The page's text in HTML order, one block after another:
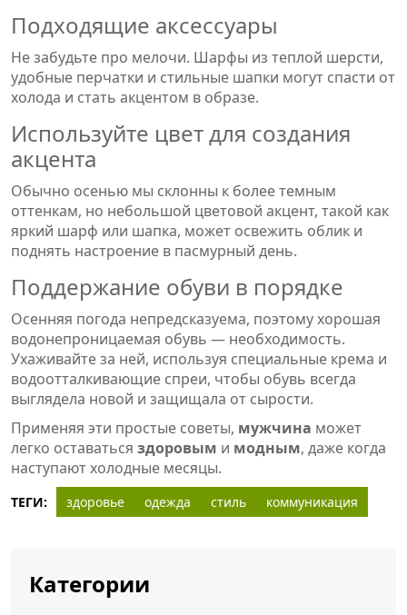
Подходящие аксессуары
Не забудьте про мелочи. Шарфы из теплой шерсти,
удобные перчатки и стильные шапки могут спасти от
холода и стать акцентом в образе.
Используйте цвет для создания
акцента
Обычно осенью мы склонны к более темным
оттенкам, но небольшой цветовой акцент, такой как
яркий шарф или шапка, может освежить облик и
поднять настроение в пасмурный день.
Поддержание обуви в порядке
Осенняя погода непредсказуема, поэтому хорошая
водонепроницаемая обувь — необходимость.
Ухаживайте за ней, используя специальные крема и
водоотталкивающие спреи, чтобы обувь всегда
выглядела новой и защищала от сырости.
Применяя эти простые советы, мужчина может
легко оставаться здоровым и модным, даже когда
наступают холодные месяцы.
ТЕГИ: здоровье одежда стиль коммуникация
Категории